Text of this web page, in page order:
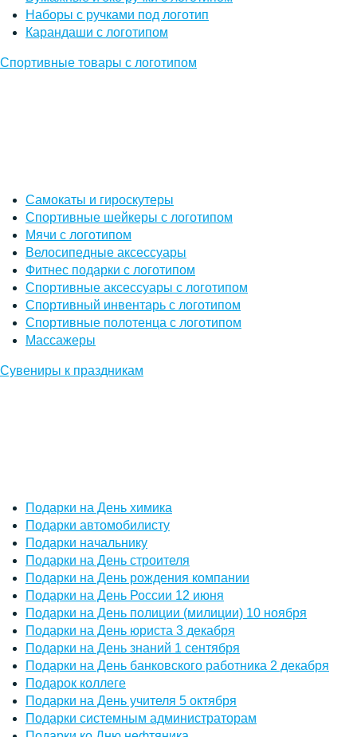
Наборы с ручками под логотип
Карандаши с логотипом
Спортивные товары с логотипом
Самокаты и гироскутеры
Спортивные шейкеры с логотипом
Мячи с логотипом
Велосипедные аксессуары
Фитнес подарки с логотипом
Спортивные аксессуары с логотипом
Спортивный инвентарь с логотипом
Спортивные полотенца с логотипом
Массажеры
Сувениры к праздникам
Подарки на День химика
Подарки автомобилисту
Подарки начальнику
Подарки на День строителя
Подарки на День рождения компании
Подарки на День России 12 июня
Подарки на День полиции (милиции) 10 ноября
Подарки на День юриста 3 декабря
Подарки на День знаний 1 сентября
Подарки на День банковского работника 2 декабря
Подарок коллеге
Подарки на День учителя 5 октября
Подарки системным администраторам